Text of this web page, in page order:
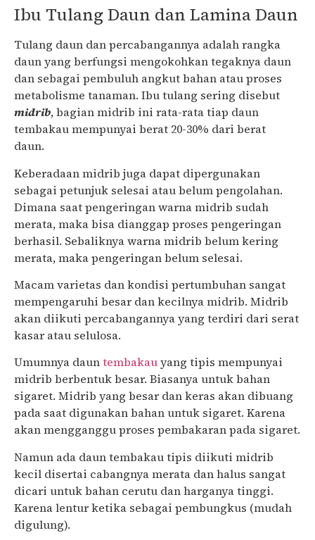
Ibu Tulang Daun dan Lamina Daun
Tulang daun dan percabangannya adalah rangka
daun yang berfungsi mengokohkan tegaknya daun
dan sebagai pembuluh angkut bahan atau proses
metabolisme tanaman. Ibu tulang sering disebut
midrib, bagian midrib ini rata-rata tiap daun
tembakau mempunyai berat 20-30% dari berat
daun.
Keberadaan midrib juga dapat dipergunakan
sebagai petunjuk selesai atau belum pengolahan.
Dimana saat pengeringan warna midrib sudah
merata, maka bisa dianggap proses pengeringan
berhasil. Sebaliknya warna midrib belum kering
merata, maka pengeringan belum selesai.
Macam varietas dan kondisi pertumbuhan sangat
mempengaruhi besar dan kecilnya midrib. Midrib
akan diikuti percabangannya yang terdiri dari serat
kasar atau selulosa.
Umumnya dauntembakauyang tipis mempunyai
midrib berbentuk besar. Biasanya untuk bahan
sigaret. Midrib yang besar dan keras akan dibuang
pada saat digunakan bahan untuk sigaret. Karena
akan mengganggu proses pembakaran pada sigaret.
Namun ada daun tembakau tipis diikuti midrib
kecil disertai cabangnya merata dan halus sangat
dicari untuk bahan cerutu dan harganya tinggi.
Karena lentur ketika sebagai pembungkus (mudah
digulung).